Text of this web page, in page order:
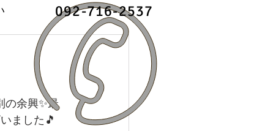
092-716-2537
の余興✨最
ました🎵